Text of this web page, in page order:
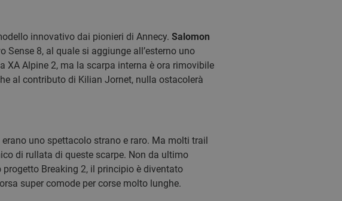
innovativo dai pionieri di Annecy. Salomon
8, al quale si aggiunge all’esterno uno
Alpine 2, ma la scarpa interna è ora rimovibile
al contributo di Kilian Jornet, nulla ostacolerà
erano uno spettacolo strano e raro. Ma molti trail
di rullata di queste scarpe. Non da ultimo
Breaking 2, il principio è diventato
super comode per corse molto lunghe.